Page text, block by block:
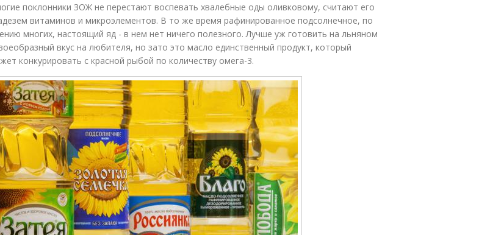
поклонники ЗОЖ не перестают воспевать хвалебные оды оливковому, считают его
витаминов и микроэлементов. В то же время рафинированное подсолнечное, по
многих, настоящий яд - в нем нет ничего полезного. Лучше уж готовить на льняном
вкус на любителя, но зато это масло единственный продукт, который
конкурировать с красной рыбой по количеству омега-3.